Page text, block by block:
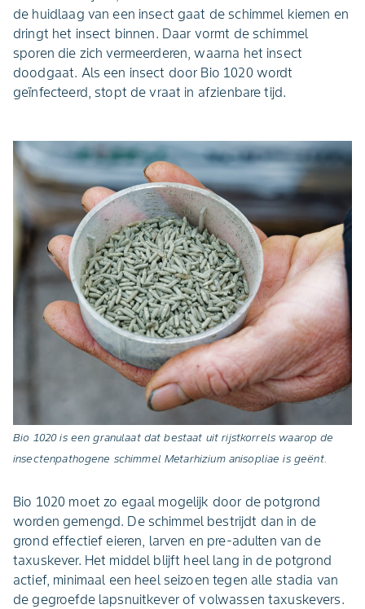
de huidlaag van een insect gaat de schimmel kiemen en
dringt het insect binnen. Daar vormt de schimmel
sporen die zich vermeerderen, waarna het insect
doodgaat. Als een insect door Bio 1020 wordt
geïnfecteerd, stopt de vraat in afzienbare tijd.
Bio 1020 is een granulaat dat bestaat uit rijstkorrels waarop de
insectenpathogene schimmel Metarhizium anisopliae is geënt.
Bio 1020 moet zo egaal mogelijk door de potgrond
worden gemengd. De schimmel bestrijdt dan in de
grond effectief eieren, larven en pre-adulten van de
taxuskever. Het middel blijft heel lang in de potgrond
actief, minimaal een heel seizoen tegen alle stadia van
de gegroefde lapsnuitkever of volwassen taxuskevers.